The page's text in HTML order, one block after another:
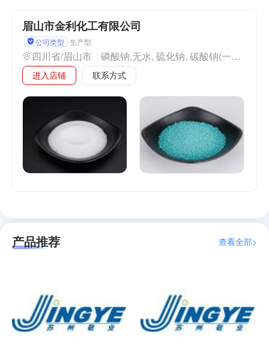
眉山市金利化工有限公司
公司类型 生产型
四川省/眉山市 磷酸钠,无水, 硫化钠, 碳酸钠(一水), 碳酸氢钠, 硫酸钠, 元明粉, 川眉元明粉, 彩色粒子, 纯碱, 透明粉,
进入店铺 联系方式
产品推荐 查看全部>